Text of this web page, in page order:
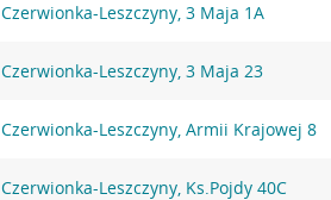
Czerwionka-Leszczyny, 3 Maja 1A
Czerwionka-Leszczyny, 3 Maja 23
Czerwionka-Leszczyny, Armii Krajowej 8
Czerwionka-Leszczyny, Ks.Pojdy 40C